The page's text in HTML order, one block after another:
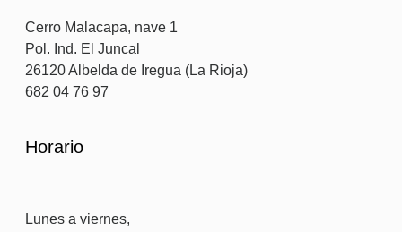
Cerro Malacapa, nave 1
Pol. Ind. El Juncal
26120 Albelda de Iregua (La Rioja)
682 04 76 97
Horario
Lunes a viernes,